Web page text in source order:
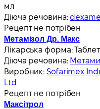
мл
Діюча речовина:
Рецепт не потрібен
Метамізол Др. Макс
Лікарська форма:
Діюча речовина:
Виробник:Sofarimex
Ltd
Рецепт не потрібен
Максітрол